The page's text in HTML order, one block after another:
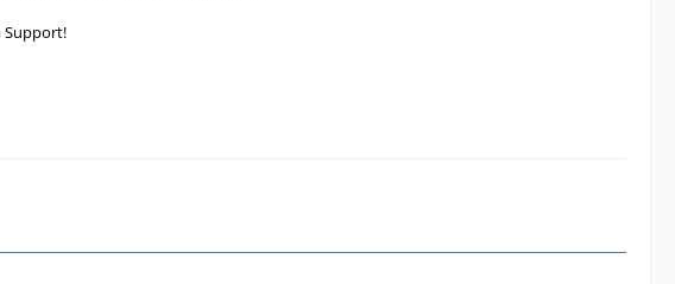
Support!